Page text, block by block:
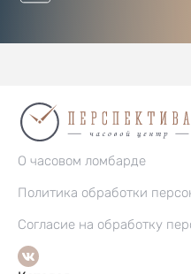
О часовом ломбарде
Политика обработки
Согласие на обработку